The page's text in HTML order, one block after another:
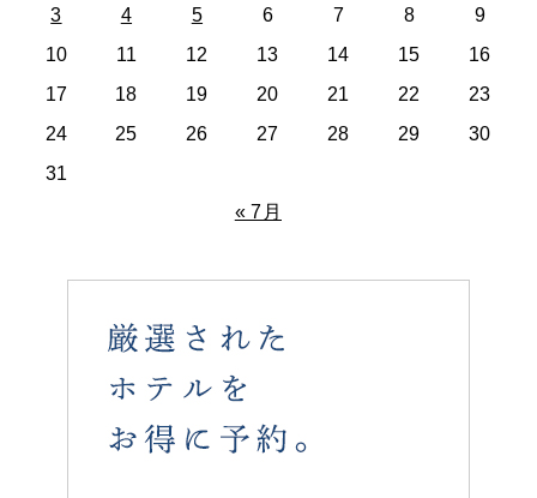
3
4 5 6 7 8
9
10
11 12 13 14 15
16
17
18 19 20 21 22
23
24
25 26 27 28 29
30
31
« 7月